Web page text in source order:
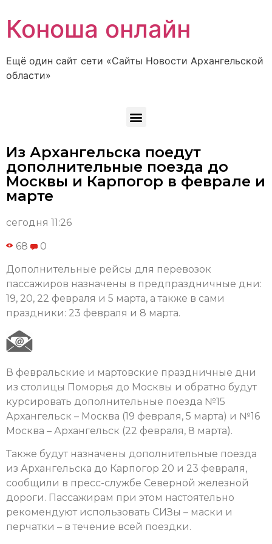
Коноша онлайн
Ещё один сайт сети «Сайты Новости Архангельской
области»
Из Архангельска поедут
дополнительные поезда до
Москвы и Карпогор в феврале и
марте
сегодня 11:26
68 0
Дополнительные рейсы для перевозок
пассажиров назначены в предпраздничные дни:
19, 20, 22 февраля и 5 марта, а также в сами
праздники: 23 февраля и 8 марта.
В февральские и мартовские праздничные дни
из столицы Поморья до Москвы и обратно будут
курсировать дополнительные поезда №15
Архангельск – Москва (19 февраля, 5 марта) и №16
Москва – Архангельск (22 февраля, 8 марта).
Также будут назначены дополнительные поезда
из Архангельска до Карпогор 20 и 23 февраля,
сообщили в пресс-службе Северной железной
дороги. Пассажирам при этом настоятельно
рекомендуют использовать СИЗы – маски и
перчатки – в течение всей поездки.